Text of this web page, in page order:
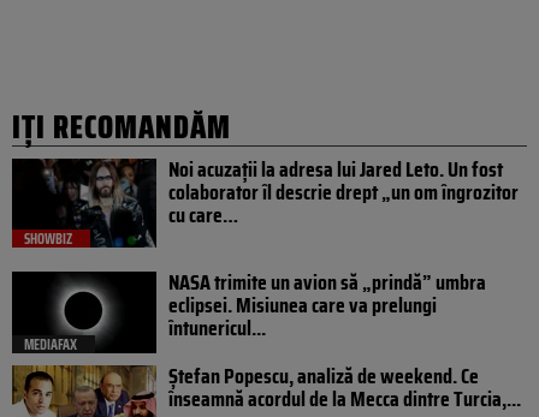
IȚI RECOMANDĂM
SHOWBIZ
Noi acuzații la adresa lui Jared Leto. Un fost
colaborator îl descrie drept „un om îngrozitor
cu care…
MEDIAFAX
NASA trimite un avion să „prindă” umbra
eclipsei. Misiunea care va prelungi
întunericul...
Ștefan Popescu, analiză de weekend. Ce
înseamnă acordul de la Mecca dintre Turcia,...